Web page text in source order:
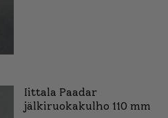
Iittala Paadar
jälkiruokakulho 110 mm